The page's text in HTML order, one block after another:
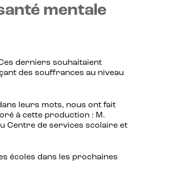
mentale
derniers souhaitaient
des souffrances au niveau
leurs mots, nous ont fait
à cette production : M.
Centre de services scolaire et
écoles dans les prochaines